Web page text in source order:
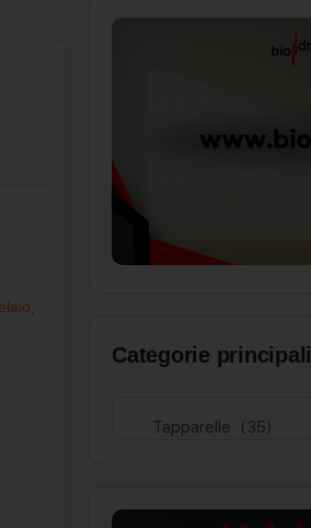
Categorie principali
Tapparelle (35)